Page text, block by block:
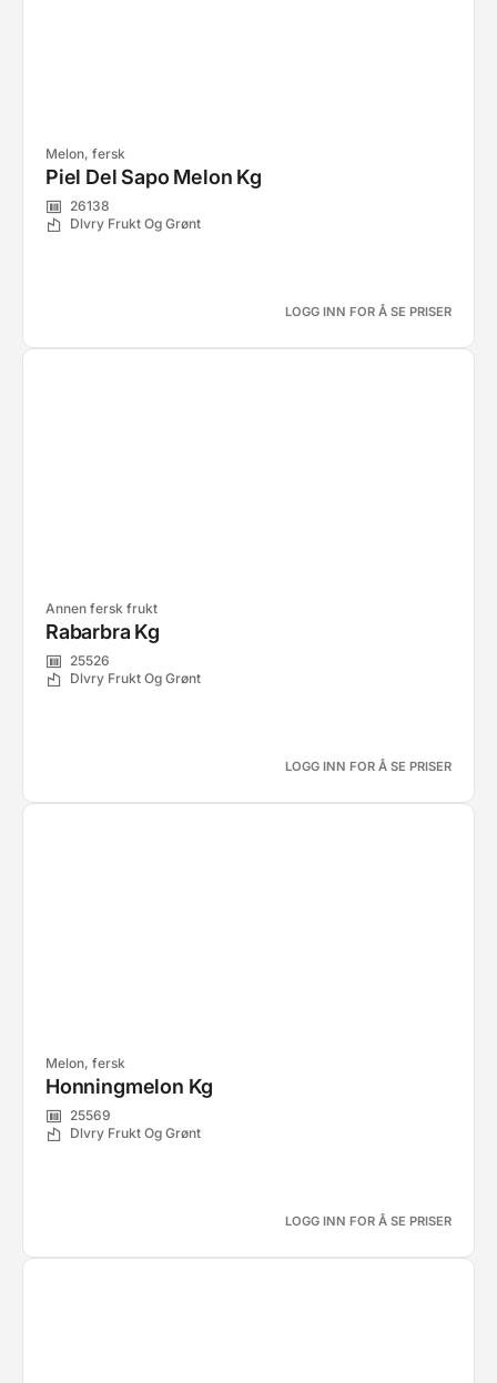
Melon, fersk
Piel Del Sapo Melon Kg
26138
Dlvry Frukt Og Grønt
LOGG INN FOR Å SE PRISER
Annen fersk frukt
Rabarbra Kg
25526
Dlvry Frukt Og Grønt
LOGG INN FOR Å SE PRISER
Melon, fersk
Honningmelon Kg
25569
Dlvry Frukt Og Grønt
LOGG INN FOR Å SE PRISER